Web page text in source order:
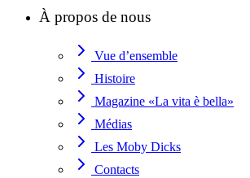
À propos de nous
Vue d’ensemble
Histoire
Magazine «La vita è bella»
Médias
Les Moby Dicks
Contacts